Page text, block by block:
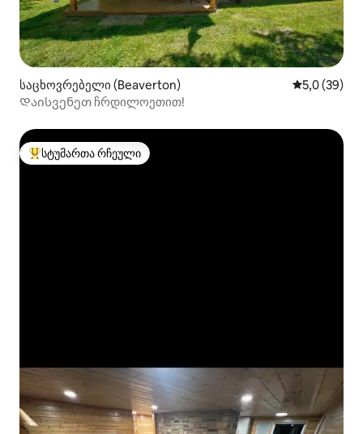
საცხოვრებელი (Beaverton) საშუალო
5,0 (39)
Დაისვენეთ ჩრდილოეთით!
სტუმართა რჩეული მოწინავე ვარიანტი
სტუმართა რჩეული